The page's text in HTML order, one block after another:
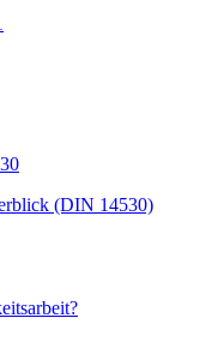
(DIN 14530)